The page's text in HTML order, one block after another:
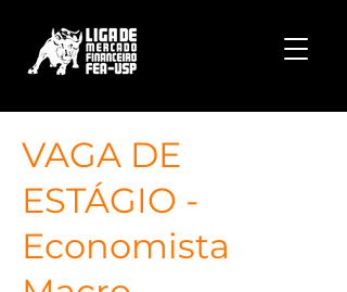
VAGA DE
ESTÁGIO -
Economista